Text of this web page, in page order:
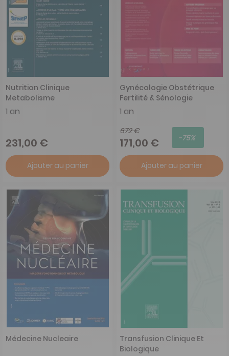
Nutrition Clinique
Metabolisme
1 an
231,00 €
Ajouter au panier
Gynécologie Obstétrique
Fertilité & Sénologie
1 an
672 €
171,00 € -75%
Ajouter au panier
Médecine Nucleaire
Transfusion Clinique Et
Biologique